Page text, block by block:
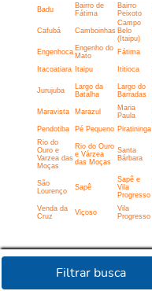
Filtrar busca
Badu
Bairro de
Fátima
Bairro
Peixoto
Cafubá Camboinhas
Campo
Belo
(Itaipu)
Engenhoca Engenho do
Mato
Fátima
Itacoatiara Itaipu Ititioca
Jurujuba
Largo da
Batalha
Largo do
Barradas
Maravista Marazul
Maria
Paula
Pendotiba Pé Pequeno Piratininga
Rio do
Ouro e
Varzea das
Moças
Rio do Ouro
e Várzea
das Moças
Santa
Bárbara
São
Lourenço
Sapê
Sapê e
Vila
Progresso
Venda da
Cruz
Viçoso
Vila
Progresso